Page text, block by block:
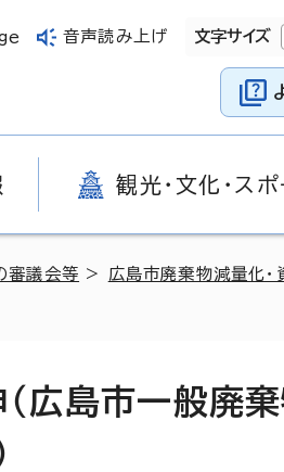
音声読み上げ 文字サイズ
観光・文化・ス
審議会等 > 広島市廃棄物減量化
広島市一般廃棄